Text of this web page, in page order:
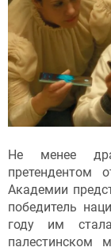
Не менее
претендентом
Академии
победитель
году им
палестинском